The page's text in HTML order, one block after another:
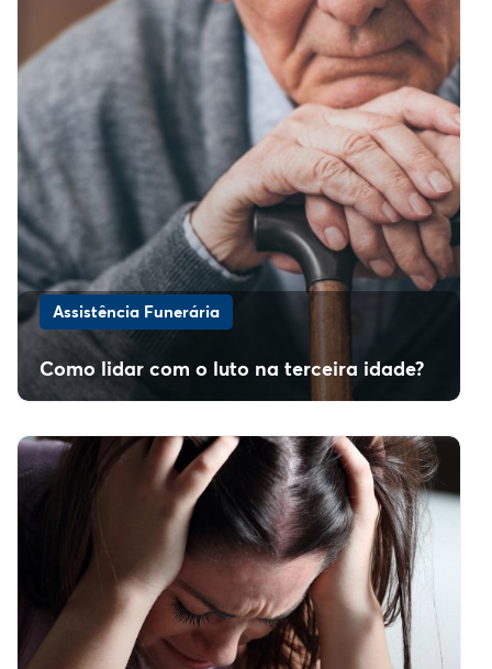
Assistência Funerária
Como lidar com o luto na terceira idade?